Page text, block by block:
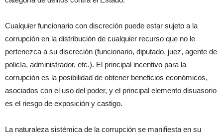
Cualquier funcionario con discreción puede estar sujeto a la
corrupción en la distribución de cualquier recurso que no le
pertenezca a su discreción (funcionario, diputado, juez, agente de
policía, administrador, etc.). El principal incentivo para la
corrupción es la posibilidad de obtener beneficios económicos,
asociados con el uso del poder, y el principal elemento disuasorio
es el riesgo de exposición y castigo.
La naturaleza sistémica de la corrupción se manifiesta en su